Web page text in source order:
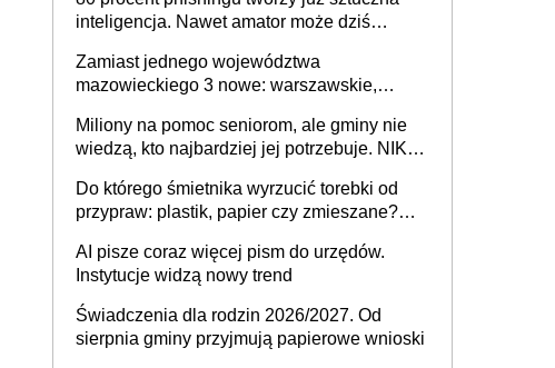
inteligencja. Nawet amator może dziś
Zamiast jednego województwa
mazowieckiego 3 nowe: warszawskie,
Europie nie ma tak dużych jednostek
stołecznych
Miliony na pomoc seniorom, ale gminy nie
wiedzą, kto najbardziej jej potrzebuje. NIK
Do którego śmietnika wyrzucić torebki od
przypraw: plastik, papier czy zmieszane?
AI pisze coraz więcej pism do urzędów.
Instytucje widzą nowy trend
Świadczenia dla rodzin 2026/2027. Od
sierpnia gminy przyjmują papierowe wnioski